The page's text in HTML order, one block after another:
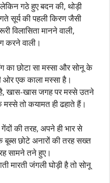
गठे हुए बदन की, थोड़ी
सूर्य की पहली किरण जैसी
विलासिता मानने वाली,
करने वाली।
का छोटा सा मस्सा और सोनू के
ओर एक काला मस्सा है।
खास-खास जगह पर मस्से उतने
तो कयामत ही ढहाते हैं।
की तरह, अपने ही भार से
छोटे अनारों की तरह सख्त
सामने तने हुए।
मारती जंगली घोड़ी है तो सोनू